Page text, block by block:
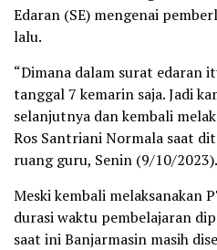
Edaran (SE) mengenai
lalu.
“Dimana dalam surat edaran
tanggal 7 kemarin saja. Jadi
selanjutnya dan kembali
Ros Santriani Normala saat
ruang guru, Senin (9/10/2023).
Meski kembali melaksanakan
durasi waktu pembelajaran
saat ini Banjarmasin masih